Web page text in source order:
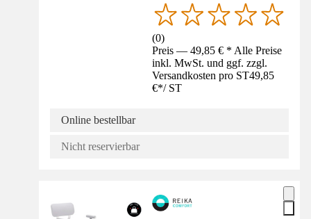
(0)
Preis — 49,85 € * Alle Preise
inkl. MwSt. und ggf. zzgl.
Versandkosten pro ST49,85
€*/ ST
Online bestellbar
Nicht reservierbar